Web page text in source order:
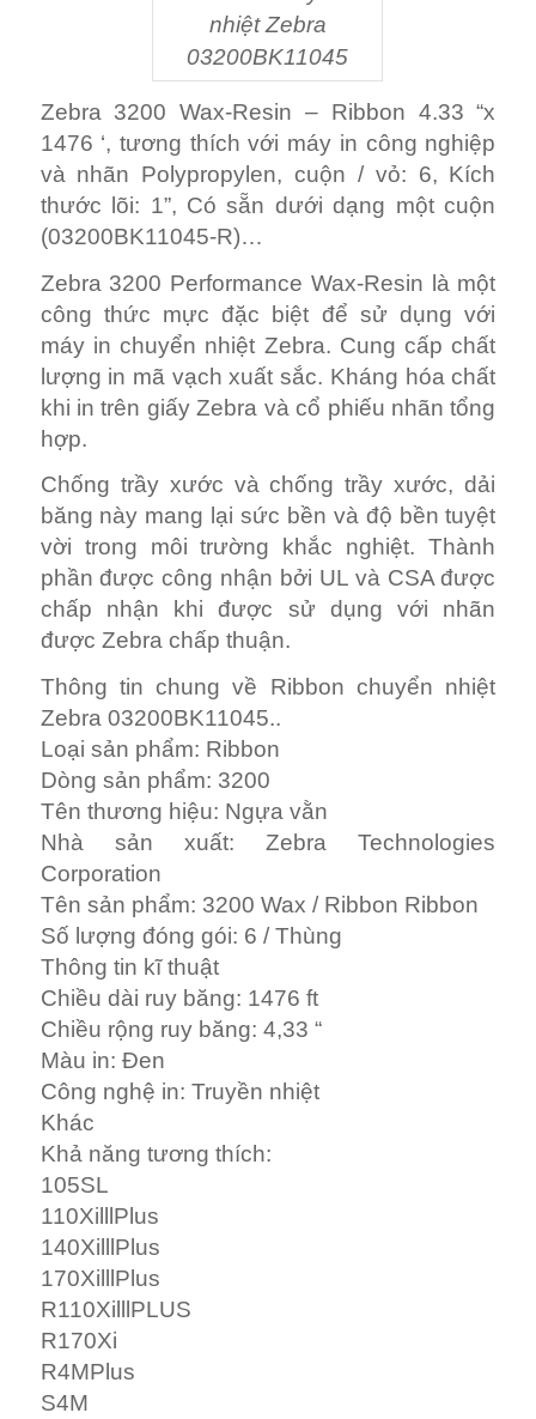
nhiệt Zebra
03200BK11045
Zebra 3200 Wax-Resin – Ribbon 4.33 “x
1476 ‘, tương thích với máy in công nghiệp
và nhãn Polypropylen, cuộn / vỏ: 6, Kích
thước lõi: 1”, Có sẵn dưới dạng một cuộn
(03200BK11045-R)…
Zebra 3200 Performance Wax-Resin là một
công thức mực đặc biệt để sử dụng với
máy in chuyển nhiệt Zebra. Cung cấp chất
lượng in mã vạch xuất sắc. Kháng hóa chất
khi in trên giấy Zebra và cổ phiếu nhãn tổng
hợp.
Chống trầy xước và chống trầy xước, dải
băng này mang lại sức bền và độ bền tuyệt
vời trong môi trường khắc nghiệt. Thành
phần được công nhận bởi UL và CSA được
chấp nhận khi được sử dụng với nhãn
được Zebra chấp thuận.
Thông tin chung về Ribbon chuyển nhiệt
Zebra 03200BK11045..
Loại sản phẩm: Ribbon
Dòng sản phẩm: 3200
Tên thương hiệu: Ngựa vằn
Nhà sản xuất: Zebra Technologies
Corporation
Tên sản phẩm: 3200 Wax / Ribbon Ribbon
Số lượng đóng gói: 6 / Thùng
Thông tin kĩ thuật
Chiều dài ruy băng: 1476 ft
Chiều rộng ruy băng: 4,33 “
Màu in: Đen
Công nghệ in: Truyền nhiệt
Khác
Khả năng tương thích:
105SL
110XilllPlus
140XilllPlus
170XilllPlus
R110XilllPLUS
R170Xi
R4MPlus
S4M